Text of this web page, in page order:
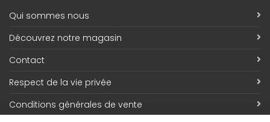
Qui sommes nous
Découvrez notre magasin
Contact
Respect de la vie privée
Conditions générales de vente